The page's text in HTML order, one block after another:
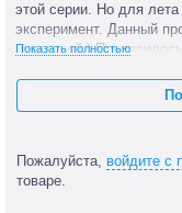
этой серии. Но для
эксперимент. Данный
упаковкой:)
отлично впитывается.
Показать полностью
Пожалуйста, войдите с
товаре.